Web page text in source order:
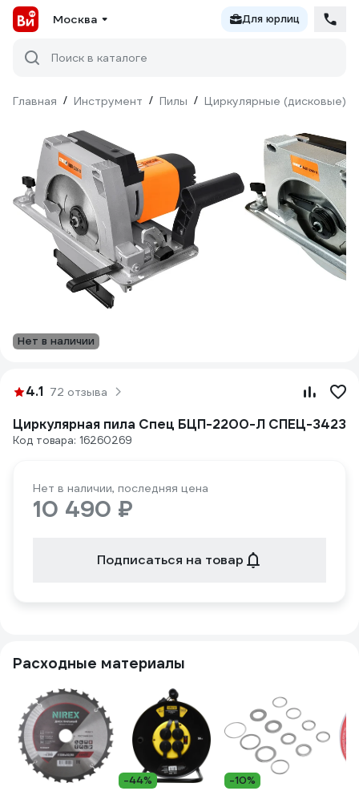
Москва Для юрлиц
Поиск в каталоге
Главная / Инструмент / Пилы / Циркулярные (дисковые)
Нет в наличии
4.1 72 отзыва
Циркулярная пила Спец БЦП-2200-Л СПЕЦ-3423
Код товара: 16260269
Нет в наличии, последняя цена
10 490 ₽
Подписаться на товар
Расходные материалы
-44% -10%